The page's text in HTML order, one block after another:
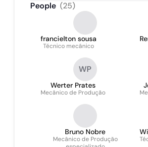
People (25)
francielton sousa
Técnico mecânico
WP
Werter Prates
Mecânico de Produção
Bruno Nobre
Mecânico de Produção